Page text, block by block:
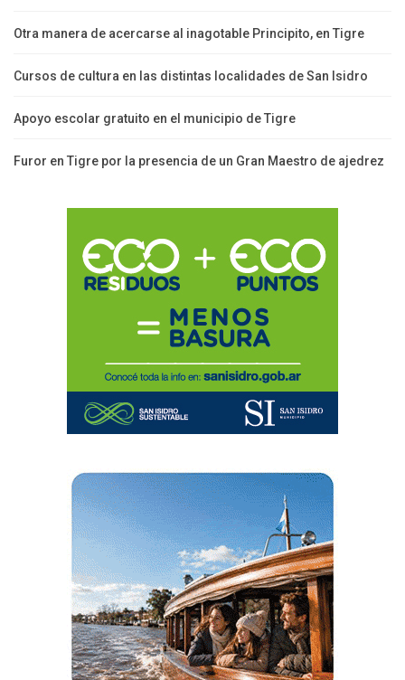
Otra manera de acercarse al inagotable Principito, en Tigre
Cursos de cultura en las distintas localidades de San Isidro
Apoyo escolar gratuito en el municipio de Tigre
Furor en Tigre por la presencia de un Gran Maestro de ajedrez